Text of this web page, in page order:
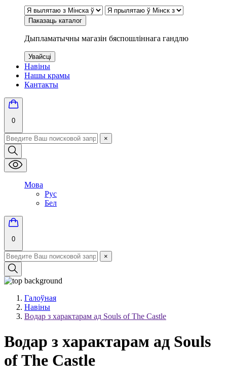
Паказаць каталог
Дыпламатычны магазін бяспошліннага гандлю
Увайсці
Навіны
Нашы крамы
Кантакты
0
×
Мова
Рус
Бел
0
×
Галоўная
Навіны
Водар з характарам ад Souls of The Castle
Водар з характарам ад Souls
of The Castle